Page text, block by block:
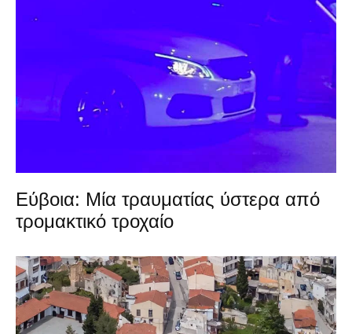
Εύβοια: Μία τραυματίας ύστερα από
τρομακτικό τροχαίο